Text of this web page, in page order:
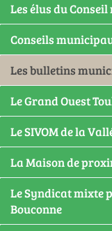
Les élus du
Conseils
Les bulletins
Le Grand Ouest
Le SIVOM de la
La Maison de
Le Syndicat mixte
Bouconne